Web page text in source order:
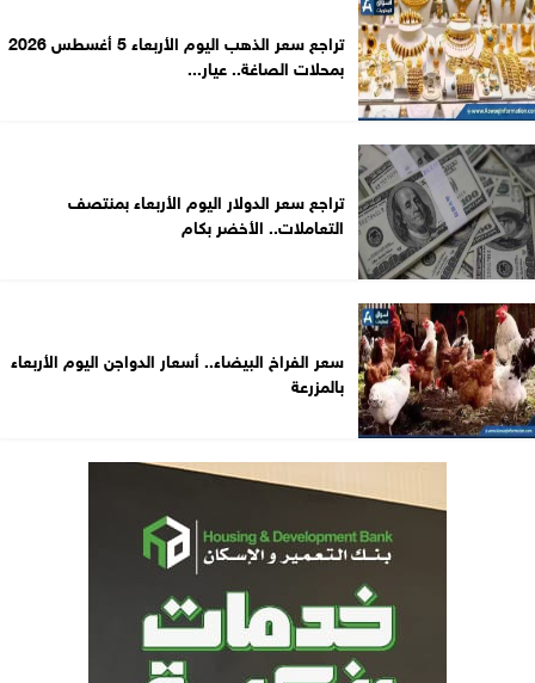
تراجع سعر الذهب اليوم الأربعاء 5 أغسطس 2026
بمحلات الصاغة.. عيار...
تراجع سعر الدولار اليوم الأربعاء بمنتصف
التعاملات.. الأخضر بكام
سعر الفراخ البيضاء.. أسعار الدواجن اليوم الأربعاء
بالمزرعة